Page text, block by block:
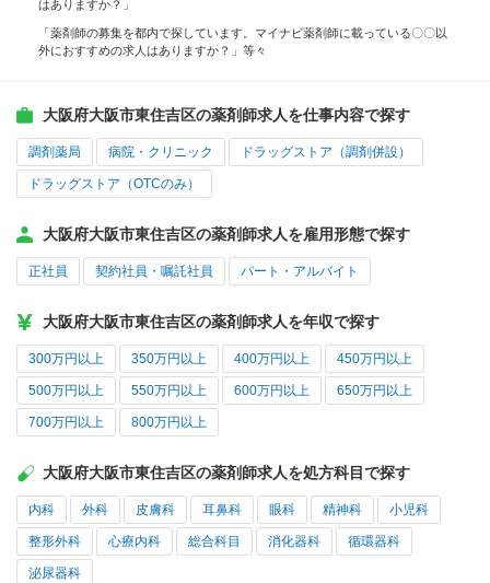
はありますか？」
「薬剤師の募集を都内で探しています。マイナビ薬剤師に載っている〇〇以
外におすすめの求人はありますか？」等々
大阪府大阪市東住吉区の薬剤師求人を仕事内容で探す
調剤薬局 病院・クリニック ドラッグストア（調剤併設）
ドラッグストア（OTCのみ）
大阪府大阪市東住吉区の薬剤師求人を雇用形態で探す
正社員 契約社員・嘱託社員 パート・アルバイト
大阪府大阪市東住吉区の薬剤師求人を年収で探す
300万円以上 350万円以上 400万円以上 450万円以上
500万円以上 550万円以上 600万円以上 650万円以上
700万円以上 800万円以上
大阪府大阪市東住吉区の薬剤師求人を処方科目で探す
内科 外科 皮膚科 耳鼻科 眼科 精神科 小児科
整形外科 心療内科 総合科目 消化器科 循環器科
泌尿器科